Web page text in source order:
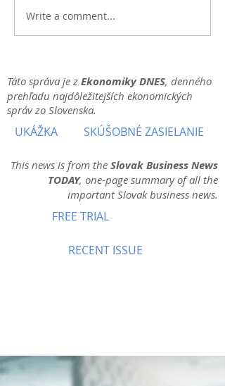
Write a comment...
Táto správa je z Ekonomiky DNES, denného
prehľadu najdôležitejších ekonomických
správ zo Slovenska.
UKÁŽKA SKÚŠOBNÉ ZASIELANIE
This news is from the Slovak Business News
TODAY, one-page summary of all the
important Slovak business news.
FREE TRIAL
RECENT ISSUE